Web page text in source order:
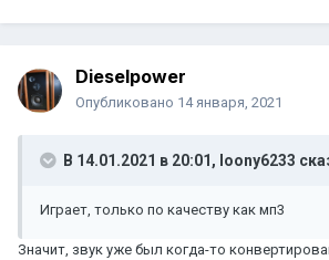
Dieselpower
Опубликовано 14 января, 2021
В 14.01.2021 в 20:01, loony6233
Играет, только по качеству как мп3
Значит, звук уже был когда-то